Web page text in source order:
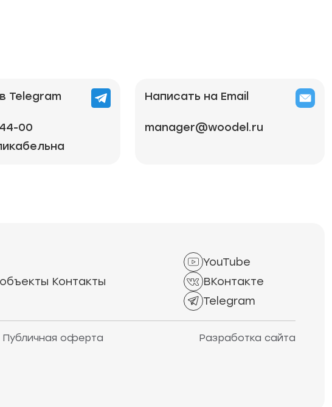
Telegram
00
Написать на Email
manager@woodel.ru
Контакты
YouTube
ВКонтакте
Telegram
Публичная оферта Разработка сайта